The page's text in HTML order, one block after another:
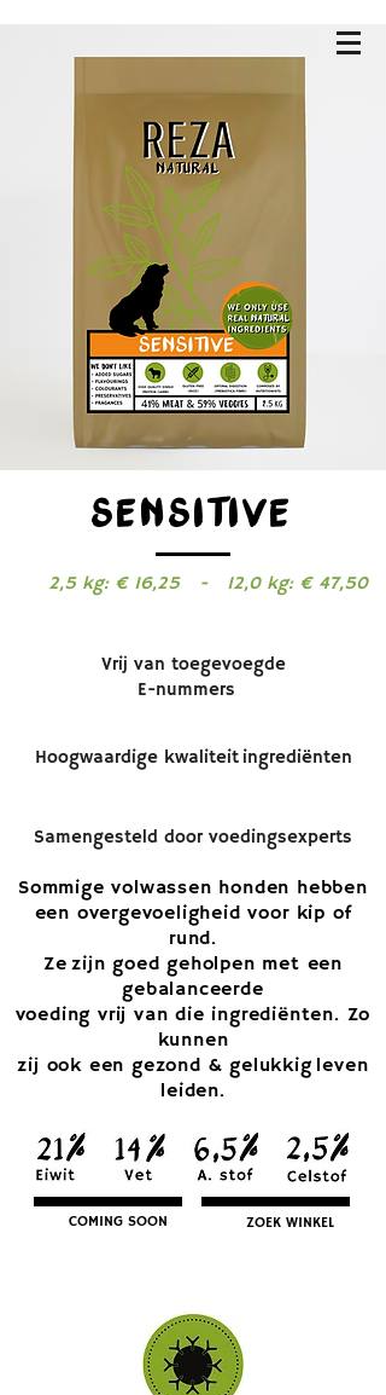
SENSITIVE
2,5 kg: € 16,25 - 12,0 kg: € 47,50
Vrij van toegevoegde
E-nummers
Hoogwaardige kwaliteit ingrediënten
Samengesteld door voedingsexperts
Sommige volwassen honden hebben
een overgevoeligheid voorkip of
rund.
Ze zijn goed geholpen met een
gebalanceerde
voeding vrij van die ingrediënten. Zo
kunnen
zij ook een gezond & gelukkig leven
leiden.
COMING SOON ZOEK WINKEL